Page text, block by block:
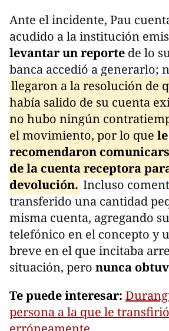
Ante el incidente, Pau
acudido a la institución
levantar un reporte de lo
banca accedió a generarlo;
llegaron a la resolución de
había salido de su cuenta
no hubo ningún
el movimiento, por lo que le
recomendaron
de la cuenta receptora
devolución. Incluso
transferido una cantidad
misma cuenta, agregando
telefónico en el concepto y
breve en el que incitaba
situación, pero nunca
Te puede interesar:
persona a la que le